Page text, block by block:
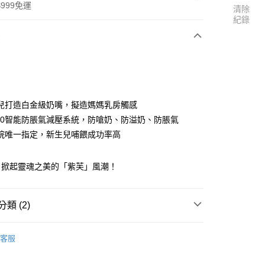
免運
款
期使用說明】
付
打造白金級奶嘴，擬造媽媽乳房觸感
智能防脹氣減壓系統，防嗆奶、防溢奶、防脹氣
唯一指定，新生兒哺餵成功率高
起靈魂之美的「紫芙」風潮！
類 (2)
客服
清除
紀錄